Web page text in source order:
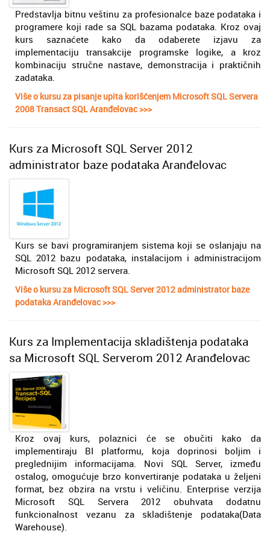
Predstavlja bitnu veštinu za profesionalce baze podataka i
programere koji rade sa SQL bazama podataka. Kroz ovaj
kurs saznaćete kako da odaberete izjavu za
implementaciju transakcije programske logike, a kroz
kombinaciju stručne nastave, demonstracija i praktičnih
zadataka.
Više o kursu za pisanje upita korišćenjem Microsoft SQL Servera
2008 Transact SQL Aranđelovac >>>
Kurs za Microsoft SQL Server 2012
administrator baze podataka Aranđelovac
Kurs se bavi programiranjem sistema koji se oslanjaju na
SQL 2012 bazu podataka, instalacijom i administracijom
Microsoft SQL 2012 servera.
Više o kursu za Microsoft SQL Server 2012 administrator baze
podataka Aranđelovac >>>
Kurs za Implementacija skladištenja podataka
sa Microsoft SQL Serverom 2012 Aranđelovac
Kroz ovaj kurs, polaznici će se obučiti kako da
implementiraju BI platformu, koja doprinosi boljim i
preglednijim informacijama. Novi SQL Server, između
ostalog, omogućuje brzo konvertiranje podataka u željeni
format, bez obzira na vrstu i veličinu. Enterprise verzija
Microsoft SQL Servera 2012 obuhvata dodatnu
funkcionalnost vezanu za skladištenje podataka(Data
Warehouse).